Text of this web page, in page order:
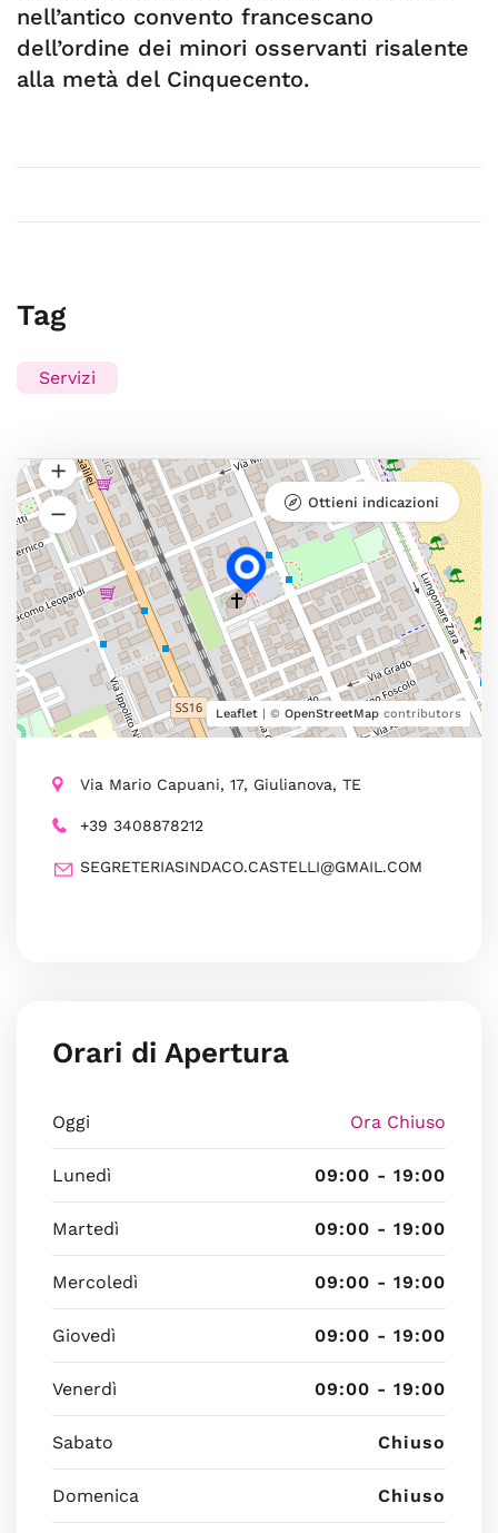
nell’antico convento francescano
dell’ordine dei minori osservanti risalente
alla metà del Cinquecento.
Tag
Servizi
Leaflet | © OpenStreetMap contributors
Ottieni indicazioni
Via Mario Capuani, 17, Giulianova, TE
+39 3408878212
SEGRETERIASINDACO.CASTELLI@GMAIL.COM
Orari di Apertura
Oggi Ora Chiuso
Lunedì 09:00 - 19:00
Martedì 09:00 - 19:00
Mercoledì 09:00 - 19:00
Giovedì 09:00 - 19:00
Venerdì 09:00 - 19:00
Sabato Chiuso
Domenica Chiuso